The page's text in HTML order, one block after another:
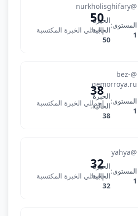
Nurkholis
@nurkholisghifary
المستوى:
1
الخبرة
الحالية:
50
50
إجمالي الخبرة المكتسبة
bez-gemorroya.ru
@bez-
gemorroya.ru
المستوى:
1
الخبرة
الحالية:
38
38
إجمالي الخبرة المكتسبة
yahya
@yahya
المستوى:
1
الخبرة
الحالية:
32
32
إجمالي الخبرة المكتسبة